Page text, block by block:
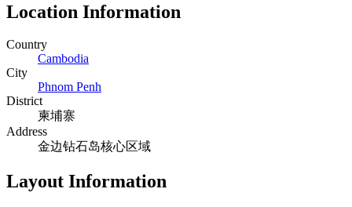
Location Information
Country
Cambodia
City
Phnom Penh
District
柬埔寨
Address
金边钻石岛核心区域
Layout Information